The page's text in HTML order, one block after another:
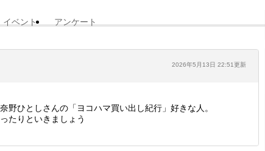
イベント アンケート
2026年5月13日 22:51更新
野ひとしさんの「ヨコハマ買い出し紀行」好きな人。
たりといきましょう